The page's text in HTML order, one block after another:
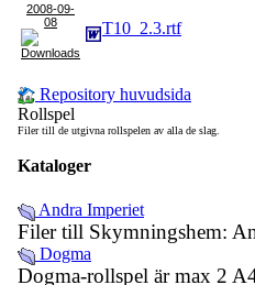
2008-09-
08
T10_2.3.rtf
Repository huvudsida
Rollspel
Filer till de utgivna rollspelen av alla de slag.
Kataloger
Andra Imperiet
Filer till Skymningshem:
Dogma
Dogma-rollspel är max 2